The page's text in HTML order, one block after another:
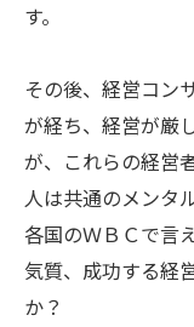
す。
その後、経営コン
が経ち、経営が厳
が、これらの経営
人は共通のメンタ
各国のＷＢＣで言
気質、成功する経
か？